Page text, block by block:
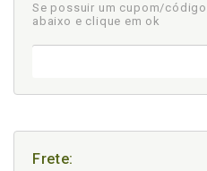
Se possuir um cupom/
abaixo e clique em ok
Frete: